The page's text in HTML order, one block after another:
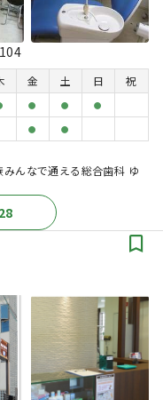
金 土 日
祝
● ● ●
● ●
みんなで通える総合歯科 ゆ